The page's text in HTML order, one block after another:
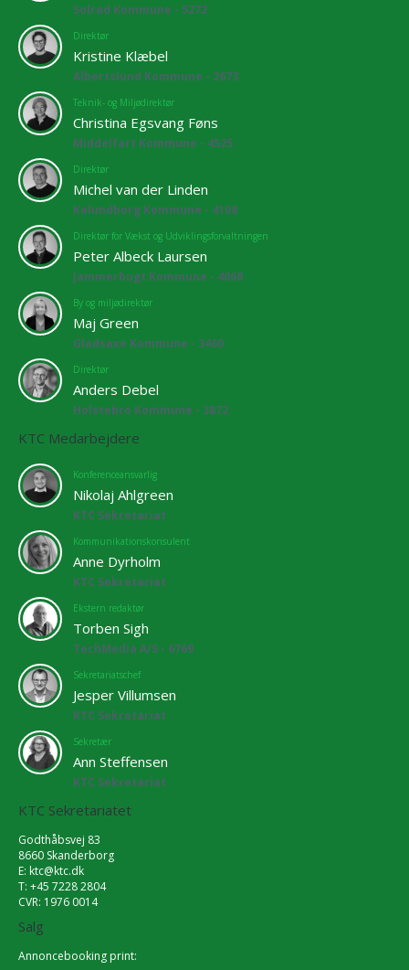
Solrød Kommune - 5272
Direktør
Kristine Klæbel
Albertslund Kommune - 2673
Teknik- og Miljødirektør
Christina Egsvang Føns
Middelfart Kommune - 4525
Direktør
Michel van der Linden
Kalundborg Kommune - 4108
Direktør for Vækst og Udviklingsforvaltningen
Peter Albeck Laursen
Jammerbugt Kommune - 4068
By og miljødirektør
Maj Green
Gladsaxe Kommune - 3460
Direktør
Anders Debel
Holstebro Kommune - 3872
KTC Medarbejdere
Konferenceansvarlig
Nikolaj Ahlgreen
KTC Sekretariat
Kommunikationskonsulent
Anne Dyrholm
KTC Sekretariat
Ekstern redaktør
Torben Sigh
TechMedia A/S - 6769
Sekretariatschef
Jesper Villumsen
KTC Sekretariat
Sekretær
Ann Steffensen
KTC Sekretariat
KTC Sekretariatet
Godthåbsvej 83
8660 Skanderborg
E: ktc@ktc.dk
T: +45 7228 2804
CVR: 1976 0014
Salg
Annoncebooking print: